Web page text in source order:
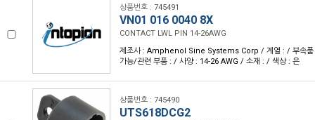
상품번호 : 745491
VN01 016 0040 8X
CONTACT LWL PIN 14-26AWG
제조사 : Amphenol Sine Systems Corp / 계열 : / 부속품
가능/관련 부품 : / 사양 : 14-26 AWG / 소재 : / 색상 : 은
상품번호 : 745490
UTS618DCG2